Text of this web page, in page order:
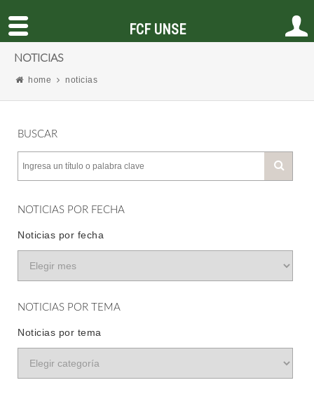
NOTICIAS
home noticias
BUSCAR
NOTICIAS POR FECHA
Noticias por fecha
NOTICIAS POR TEMA
Noticias por tema
FCF UNSE